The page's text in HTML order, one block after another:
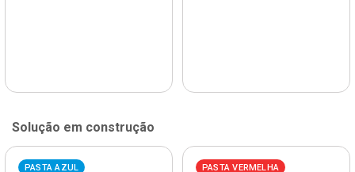
Solução em construção
PASTA AZUL PASTA VERMELHA